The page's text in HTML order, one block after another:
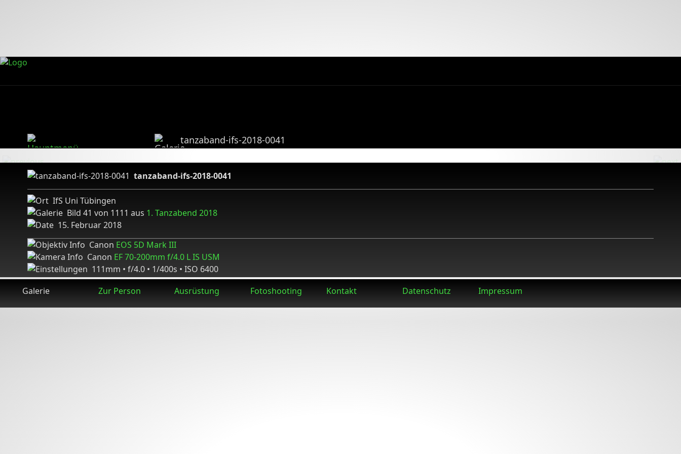
tanzaband-ifs-2018-0041
tanzaband-ifs-2018-0041
IfS Uni Tübingen
Bild 41 von 1111 aus 1. Tanzabend 2018
15. Februar 2018
Canon EOS 5D Mark III
Canon EF 70-200mm f/4.0 L IS USM
111mm • f/4.0 • 1/400s • ISO 6400
Galerie
Zur Person Ausrüstung Fotoshooting Kontakt Datenschutz Impressum